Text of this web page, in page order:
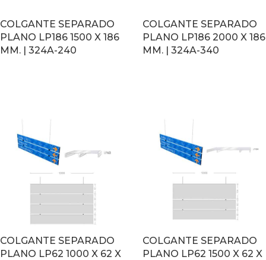
COLGANTE SEPARADO
PLANO LP186 1500 X 186
MM. | 324A-240
COLGANTE SEPARADO
PLANO LP186 2000 X 186
MM. | 324A-340
COLGANTE SEPARADO
PLANO LP62 1000 X 62 X
COLGANTE SEPARADO
PLANO LP62 1500 X 62 X